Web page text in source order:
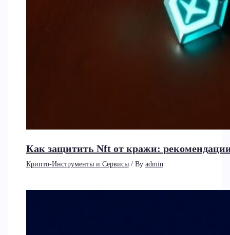
Как защитить Nft от кражи:
Крипто-Инструменты и Сервисы/ By admin